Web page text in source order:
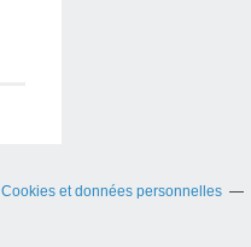
Cookies et données personnelles